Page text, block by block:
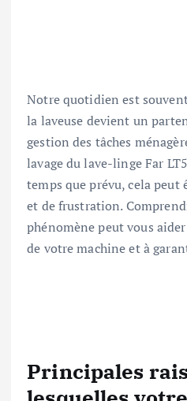
Notre quotidien est
la laveuse devient un
gestion des tâches
lavage du lave-linge Far
temps que prévu, cela peut
et de frustration.
phénomène peut vous
de votre machine et à
Principales